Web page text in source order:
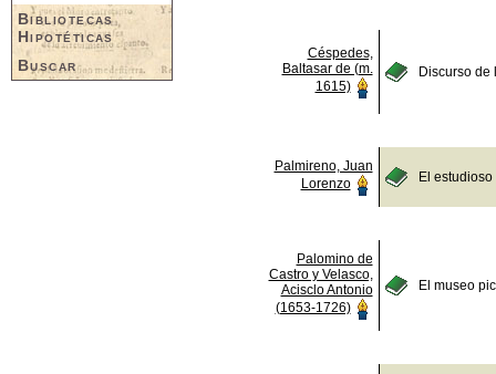
Bibliotecas
Hipotéticas
Buscar
Céspedes,
Baltasar de (m.
1615)
Discurso de
Palmireno, Juan
Lorenzo
El
Palomino de
Castro y Velasco,
Acisclo Antonio
(1653-1726)
El museo